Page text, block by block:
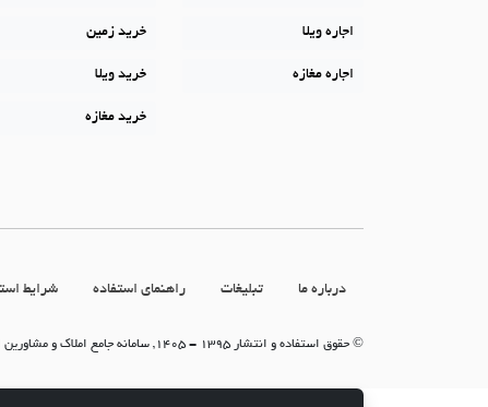
اجاره ویلا
اجاره مغازه
خرید زمین
خرید ویلا
خرید مغازه
درباره ما تبلیغات راهنمای استفاده شرایط
© حقوق استفاده و انتشار 1395 - 1405, سامانه جامع املاک و مشاورین املاک (سامانه جاما)